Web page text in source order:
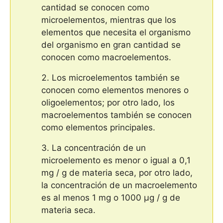
cantidad se conocen como
microelementos, mientras que los
elementos que necesita el organismo
del organismo en gran cantidad se
conocen como macroelementos.
Los microelementos también se
conocen como elementos menores o
oligoelementos; por otro lado, los
macroelementos también se conocen
como elementos principales.
La concentración de un
microelemento es menor o igual a 0,1
mg / g de materia seca, por otro lado,
la concentración de un macroelemento
es al menos 1 mg o 1000 µg / g de
materia seca.